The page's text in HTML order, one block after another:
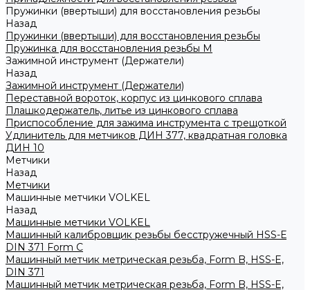
Пружинки (ввертыши) для восстановления резьбы
Назад
Пружинки (ввертыши) для восстановления резьбы
Пружинка для восстановления резьбы M
Зажимной инструмент (Держатели)
Назад
Зажимной инструмент (Держатели)
Переставной вороток, корпус из цинкового сплава
Плашкодержатель, литье из цинкового сплава
Приспособление для зажима инструмента с трещоткой
Удлинитель для метчиков ДИН 377, квадратная головка
ДИН 10
Метчики
Назад
Метчики
Машинные метчики VOLKEL
Назад
Машинные метчики VOLKEL
Машинный калибровщик резьбы бесстружечный HSS-Е
DIN 371 Form C
Машинный метчик метрическая резьба, Form B, HSS-E,
DIN 371
Машинный метчик метрическая резьба, Form B, HSS-E,